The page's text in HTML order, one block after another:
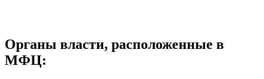
Органы власти, расположенные в
МФЦ: